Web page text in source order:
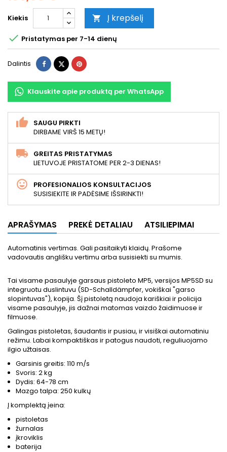
Kiekis  Į krepšelį
 Pristatymas per 7-14 dienų
Dalintis DalintisTwitterPinterest
Klauskite apie produktą per WhatsApp
SAUGU PIRKTI
DIRBAME VIRŠ 15 METŲ!
GREITAS PRISTATYMAS
LIETUVOJE PRISTATOME PER 2-3 DIENAS!
PROFESIONALIOS KONSULTACIJOS
SUSISIEKITE IR PADĖSIME IŠSIRINKTI!
APRAŠYMAS PREKĖ DETALIAU ATSILIEPIMAI
Automatinis vertimas. Gali pasitaikyti klaidų. Prašome
vadovautis anglišku vertimu arba susisiekti su mumis.
Tai visame pasaulyje garsaus pistoleto MP5, versijos MP5SD su
integruotu duslintuvu (SD-Schalldämpfer, vokiškai "garso
slopintuvas"), kopija. Šį pistoletą naudoja kariškiai ir policija
visame pasaulyje, jis dažnai matomas vaizdo žaidimuose ir
filmuose.
Galingas pistoletas, šaudantis ir pusiau, ir visiškai automatiniu
režimu. Labai kompaktiškas ir patogus naudoti, reguliuojamo
ilgio užtaisas.
Garsinis greitis: 110 m/s
Svoris: 2 kg
Dydis: 64-78 cm
Mazgo talpa: 250 kulkų
Į komplektą įeina:
pistoletas
žurnalas
įkroviklis
baterija